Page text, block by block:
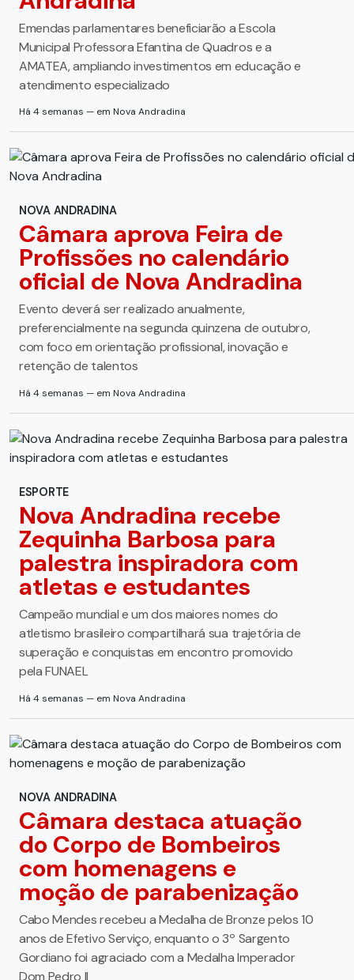
Emendas parlamentares beneficiarão a Escola
Municipal Professora Efantina de Quadros e a
AMATEA, ampliando investimentos em educação e
atendimento especializado
Há 4 semanas — em Nova Andradina
NOVA ANDRADINA
Câmara aprova Feira de
Profissões no calendário
oficial de Nova Andradina
Evento deverá ser realizado anualmente,
preferencialmente na segunda quinzena de outubro,
com foco em orientação profissional, inovação e
retenção de talentos
Há 4 semanas — em Nova Andradina
ESPORTE
Nova Andradina recebe
Zequinha Barbosa para
palestra inspiradora com
atletas e estudantes
Campeão mundial e um dos maiores nomes do
atletismo brasileiro compartilhará sua trajetória de
superação e conquistas em encontro promovido
pela FUNAEL
Há 4 semanas — em Nova Andradina
NOVA ANDRADINA
Câmara destaca atuação
do Corpo de Bombeiros
com homenagens e
moção de parabenização
Cabo Mendes recebeu a Medalha de Bronze pelos 10
anos de Efetivo Serviço, enquanto o 3º Sargento
Gordiano foi agraciado com a Medalha Imperador
Dom Pedro II